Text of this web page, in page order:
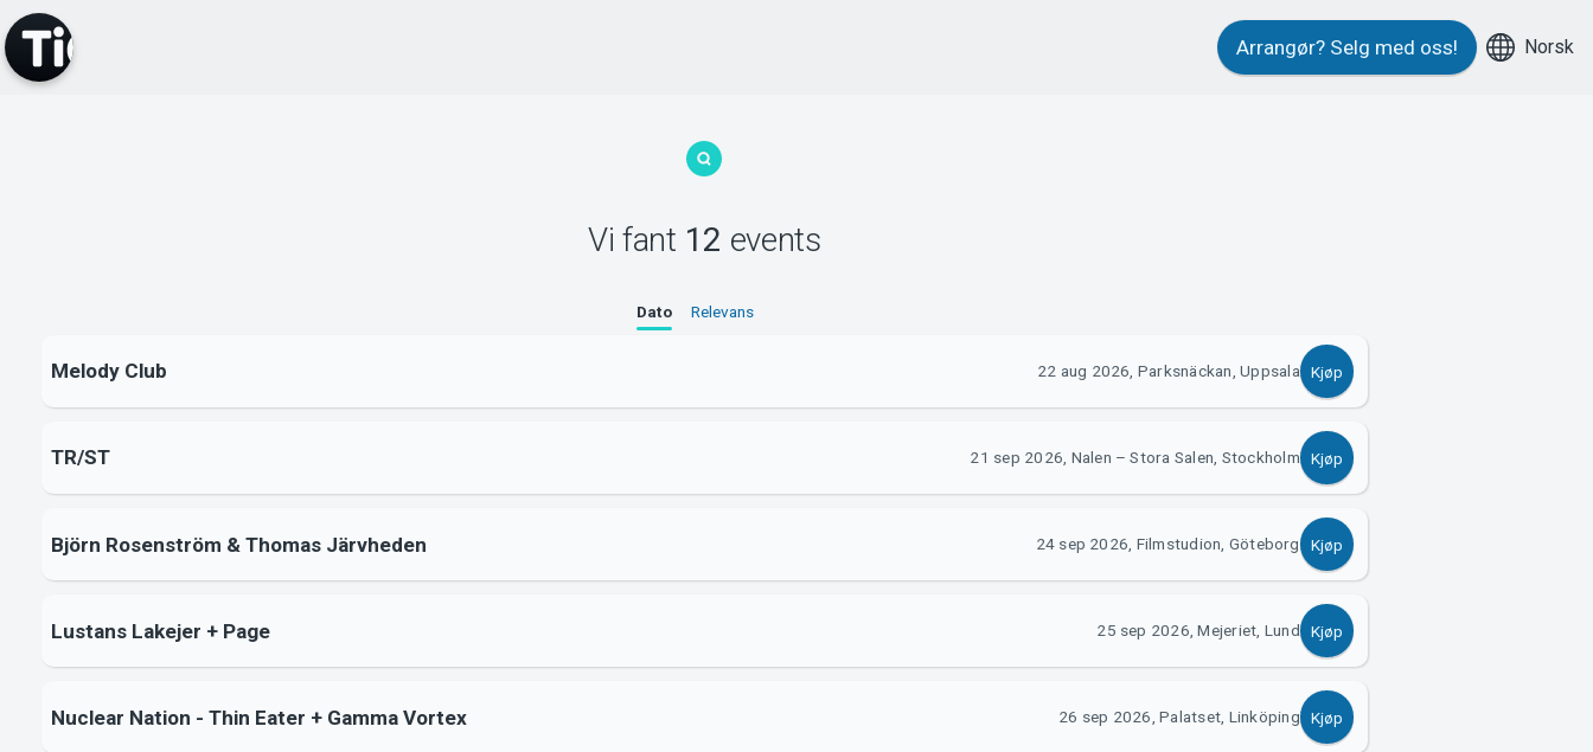
Arrangør? Selg med oss! Norsk
Vi fant 12 events
Dato Relevans
Melody Club 22 aug 2026, Parksnäckan, Uppsala Kjøp
TR/ST 21 sep 2026, Nalen – Stora Salen, Stockholm Kjøp
Björn Rosenström & Thomas Järvheden 24 sep 2026, Filmstudion, Göteborg Kjøp
Lustans Lakejer + Page 25 sep 2026, Mejeriet, Lund Kjøp
Nuclear Nation - Thin Eater + Gamma Vortex 26 sep 2026, Palatset, Linköping Kjøp